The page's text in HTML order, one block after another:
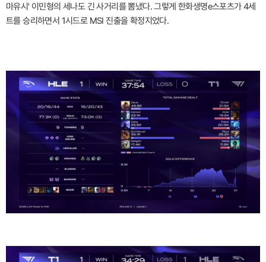
마유시' 이민형의 세나도 긴 사거리를 뽐냈다. 그렇게 한화생명e스포츠가 4세
트를 승리하면서 1시드로 MSI 진출을 확정지었다.